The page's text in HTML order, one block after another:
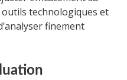
technologiques et
finement